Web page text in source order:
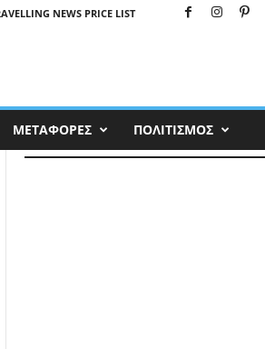
NEWS PRICE LIST
ΜΕΤΑΦΟΡΕΣ ΠΟΛΙΤΙΣΜΟΣ